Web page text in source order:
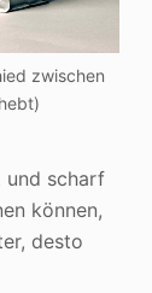
zwischen
und scharf
können,
desto